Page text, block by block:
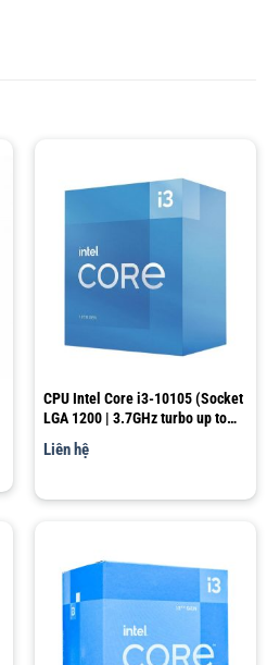
CPU Intel Core i3-10105 (Socket
LGA 1200 | 3.7GHz turbo up to
Cache)
Liên hệ